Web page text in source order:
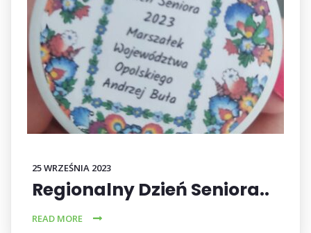
25 WRZEŚNIA 2023
Regionalny Dzień Seniora..
READ MORE